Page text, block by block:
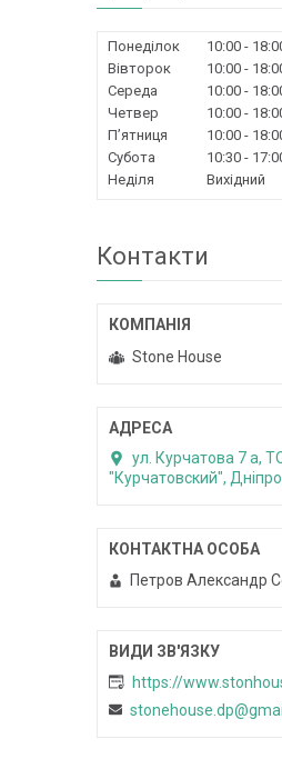
Понеділок 10:00
Вівторок
10:00
Середа
10:00
Четвер
10:00
Пʼятниця
10:00
Субота
10:30
Неділя
Вихідний
Контакти
Stone House
ул. Курчатова 7 а,
"Курчатовский",
Петров Александр
https://